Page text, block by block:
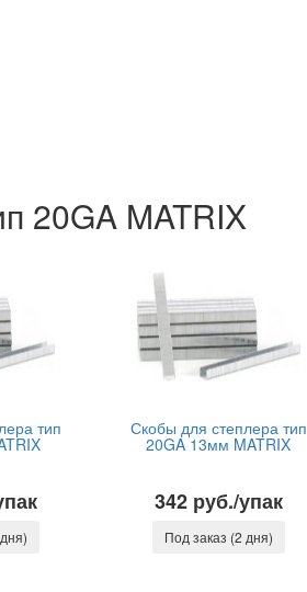
20GA MATRIX
тип Скобы для степлера тип
20GA 13мм MATRIX
342 руб./упак
Под заказ (2 дня)